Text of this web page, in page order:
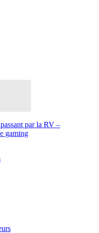
par la RV –
gaming